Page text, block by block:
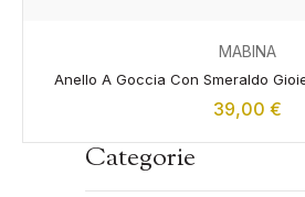
MABINA
Anello A Goccia Con Smeraldo
39,00 €
Categorie